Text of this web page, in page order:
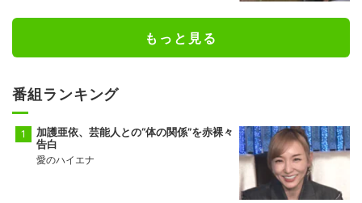
もっと見る
番組ランキング
加護亜依、芸能人との“体の関係”を赤裸々
告白
愛のハイエナ